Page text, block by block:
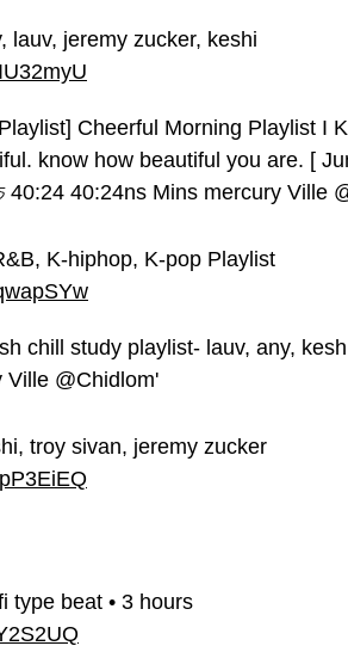
lauv, jeremy zucker, keshi
K-hiphop, K-pop Playlist
troy sivan, jeremy zucker
type beat • 3 hours